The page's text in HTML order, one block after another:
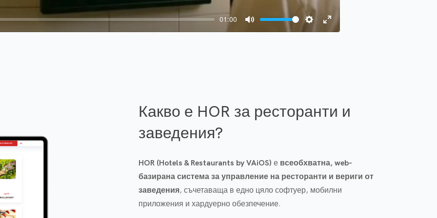
01:00
Mute Settings
Enter
Какво е HOR за ресторанти и
заведения?
HOR (Hotels & Restaurants by VAiOS) е всеобхватна, web-
базирана система за управление на ресторанти и вериги от
заведения, съчетаваща в едно цяло софтуер, мобилни
приложения и хардуерно обезпечение.